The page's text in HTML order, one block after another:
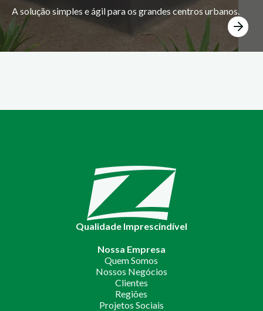
A solução simples e ágil para os grandes centros urbanos.
Qualidade Imprescindível
Nossa Empresa
Quem Somos
Nossos Negócios
Clientes
Regiões
Projetos Sociais